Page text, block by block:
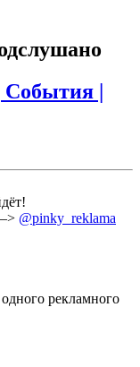
|
@pinky_reklama
рекламного